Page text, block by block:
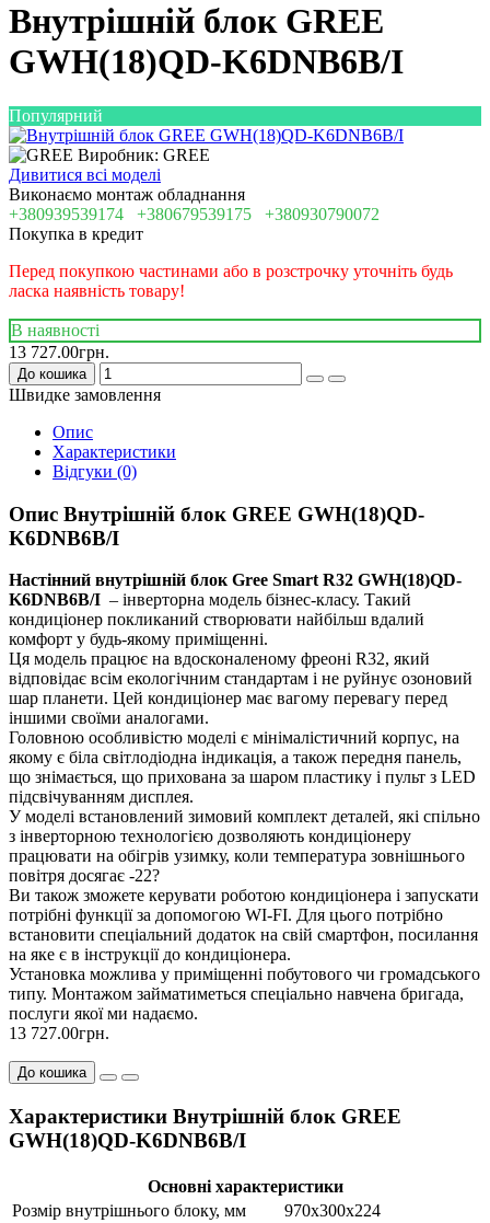
Внутрішній блок GREE
GWH(18)QD-K6DNB6B/I
Популярний
Виробник: GREE
Дивитися всі моделі
Виконаємо монтаж обладнання
+380939539174 +380679539175 +380930790072
Покупка в кредит
Перед покупкою частинами або в розстрочку уточніть будь
ласка наявність товару!
В наявності
13 727.00грн.
До кошика
Швидке замовлення
Опис
Характеристики
Відгуки (0)
Опис Внутрішній блок GREE GWH(18)QD-
K6DNB6B/I
Настінний внутрішній блок Gree Smart R32 GWH(18)QD-
K6DNB6B/I – інверторна модель бізнес-класу. Такий
кондиціонер покликаний створювати найбільш вдалий
комфорт у будь-якому приміщенні.
Ця модель працює на вдосконаленому фреоні R32, який
відповідає всім екологічним стандартам і не руйнує озоновий
шар планети. Цей кондиціонер має вагому перевагу перед
іншими своїми аналогами.
Головною особливістю моделі є мінімалістичний корпус, на
якому є біла світлодіодна індикація, а також передня панель,
що знімається, що прихована за шаром пластику і пульт з LED
підсвічуванням дисплея.
У моделі встановлений зимовий комплект деталей, які спільно
з інверторною технологією дозволяють кондиціонеру
працювати на обігрів узимку, коли температура зовнішнього
повітря досягає -22?
Ви також зможете керувати роботою кондиціонера і запускати
потрібні функції за допомогою WI-FI. Для цього потрібно
встановити спеціальний додаток на свій смартфон, посилання
на яке є в інструкції до кондиціонера.
Установка можлива у приміщенні побутового чи громадського
типу. Монтажом займатиметься спеціально навчена бригада,
послуги якої ми надаємо.
13 727.00грн.
До кошика
Характеристики Внутрішній блок GREE
GWH(18)QD-K6DNB6B/I
Основні характеристики
Розмір внутрішнього блоку, мм
970x300x224